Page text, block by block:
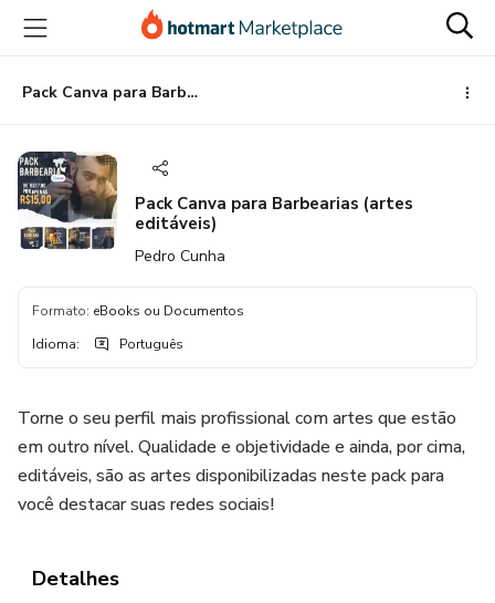
para
conteúdo
principal
para
pagamento
para
rodapé
Pack Canva para Barbearias (artes editáveis)
Pack Canva para Barbearias (artes
editáveis)
Pedro Cunha
Formato: eBooks ou Documentos
Idioma: Português
Torne o seu perfil mais profissional com artes que estão
em outro nível. Qualidade e objetividade e ainda, por cima,
editáveis, são as artes disponibilizadas neste pack para
você destacar suas redes sociais!
Detalhes